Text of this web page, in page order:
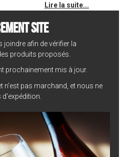
Lire la suite...
SITE
joindre afin de vérifier la
produits proposés.
prochainement mis à jour.
n'est pas marchand, et nous ne